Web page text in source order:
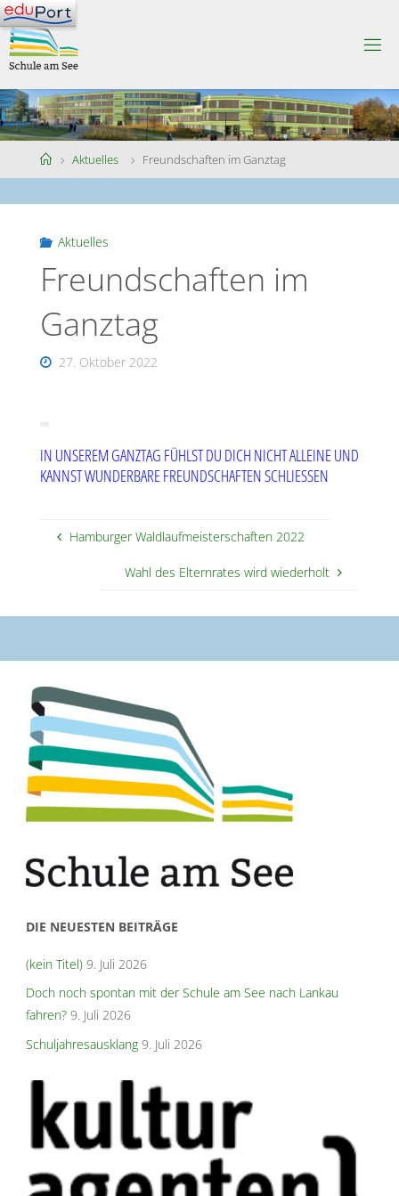
Skip
to
content
CHU
LEA
MS
EE
HomeAktuelles Freundschaften im Ganztag
Aktuelles
Freundschaften im
Ganztag
27. Oktober 2022
IN UNSEREM GANZTAG FÜHLST DU DICH NICHT ALLEINE UND
KANNST WUNDERBARE FREUNDSCHAFTEN SCHLIESSEN
Hamburger Waldlaufmeisterschaften 2022
Wahl des Elternrates wird wiederholt
DIE NEUESTEN BEITRÄGE
(kein Titel) 9. Juli 2026
Doch noch spontan mit der Schule am See nach Lankau
fahren? 9. Juli 2026
Schuljahresausklang 9. Juli 2026